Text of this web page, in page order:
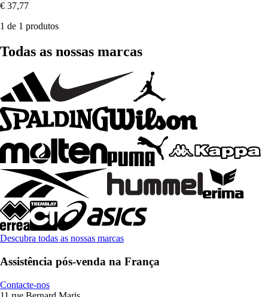
€ 37,77
1 de 1 produtos
Todas as nossas marcas
Descubra todas as nossas marcas
Assistência pós-venda na França
Contacte-nos